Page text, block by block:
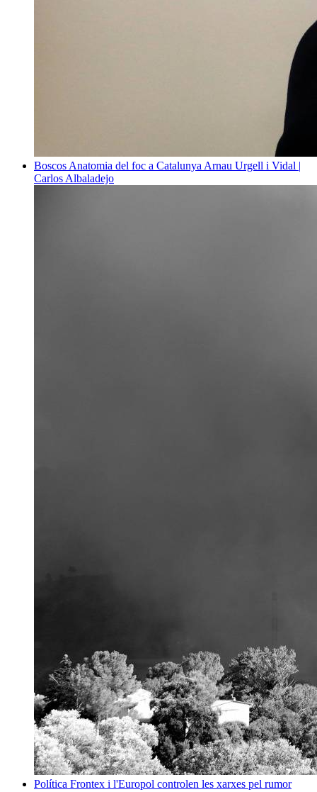
Boscos Anatomia del foc a Catalunya Arnau Urgell i Vidal |
Carlos Albaladejo
Política Frontex i l'Europol controlen les xarxes pel rumor